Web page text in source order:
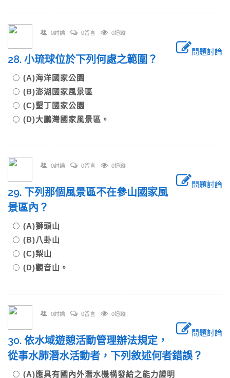
0討論 0留言 0追蹤
問題討論
28. 小琉球位於下列何處之範圍？
(A)海洋國家公園
(B)澎湖國家風景區
(C)墾丁國家公園
(D)大鵬灣國家風景區。
0討論 0留言 0追蹤
問題討論
29. 下列那個風景區不在參山國家風
景區內？
(A)獅頭山
(B)八卦山
(C)梨山
(D)觀音山。
0討論 0留言 0追蹤
問題討論
30. 依水域遊憩活動管理辦法規定，
從事水肺潛水活動者，下列敘述何者錯誤？
(A)應具有國內外潛水機構發給之能力證明